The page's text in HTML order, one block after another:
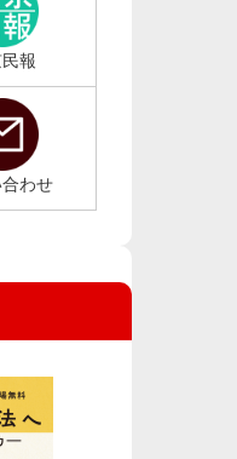
報
わせ